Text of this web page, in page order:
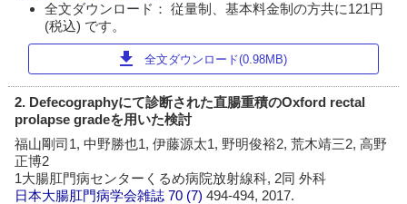
全文ダウンロード： 従量制、基本料金制の方共に121円
(税込) です。
download 全文ダウンロード(0.98MB)
2. Defecographyにて診断された直腸重積のOxford rectal
prolapse gradeを用いた検討
福山剛司1, 中野勝也1, 伊藤源太1, 野明俊裕2, 荒木靖三2, 高野
正博2
1大腸肛門病センターくるめ病院放射線科, 2同 外科
日本大腸肛門病学会雑誌 70 (7)494-494, 2017.